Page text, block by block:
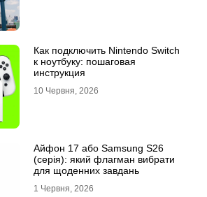
Как подключить Nintendo Switch
к ноутбуку: пошаговая
инструкция
10 Червня, 2026
Айфон 17 або Samsung S26
(серія): який флагман вибрати
для щоденних завдань
1 Червня, 2026